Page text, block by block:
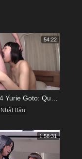
Nhật Bản
54:22
1:58:31